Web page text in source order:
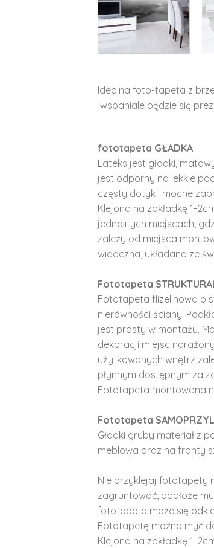
Idealna foto-tapeta z
wspaniale będzie się
fototapeta GŁADKA
Lateks jest gładki,
jest odporny na lekkie
częsty dotyk i mocne
Klejona na zakładkę 1-
jednolitych miejscach,
zależy od miejsca
widoczna, układana ze
Fototapeta
Fototapeta flizelinowa o
nierówności ściany.
jest prosty w montażu.
dekoracji miejsc
użytkowanych wnętrz
płynnym dostępnym za
Fototapeta montowana
Fototapeta
Gładki gruby materiał z
meblowa oraz na fronty
Nie przyklejaj fototapety
zagruntować, podłoże
fototapeta może się
Fototapetę można myć
Klejona na zakładkę 1-